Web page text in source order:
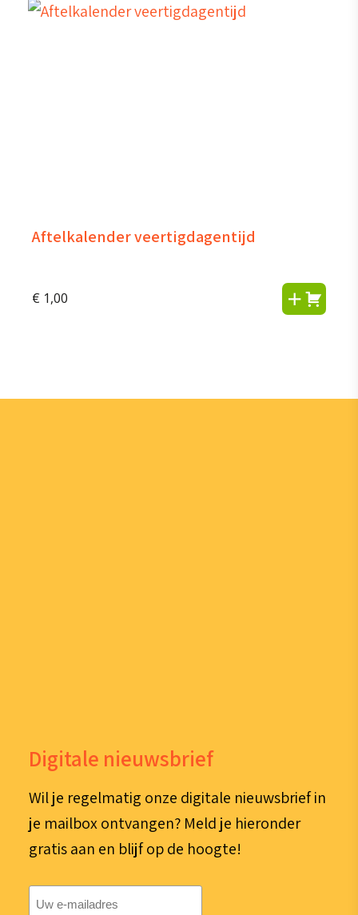
Aftelkalender veertigdagentijd
€ 1,00
Digitale nieuwsbrief
Wil je regelmatig onze digitale nieuwsbrief in
je mailbox ontvangen? Meld je hieronder
gratis aan en blijf op de hoogte!